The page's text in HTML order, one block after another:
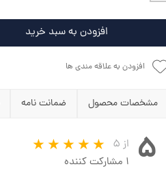
افزودن به سبد خرید
افزودن به علاقه مندی ها
مشخصات محصول ضمانت نامه
۵
از ۵
۱ مشارکت کننده